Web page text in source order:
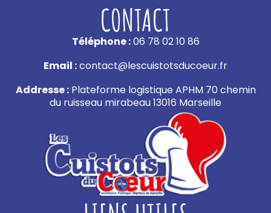
CONTACT
Téléphone :06 78 02 10 86
Email :contact@lescuistotsducoeur.fr
Addresse :Plateforme logistique APHM 70 chemin
du ruisseau mirabeau 13016 Marseille